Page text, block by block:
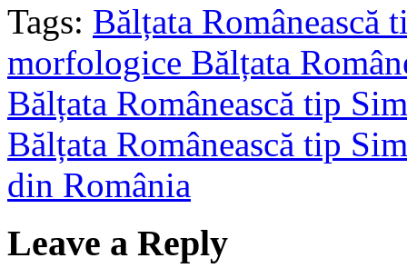
Tags: Bălțata Românească
morfologice Bălțata
Bălțata Românească tip
Bălțata Românească tip
din România
Leave a Reply